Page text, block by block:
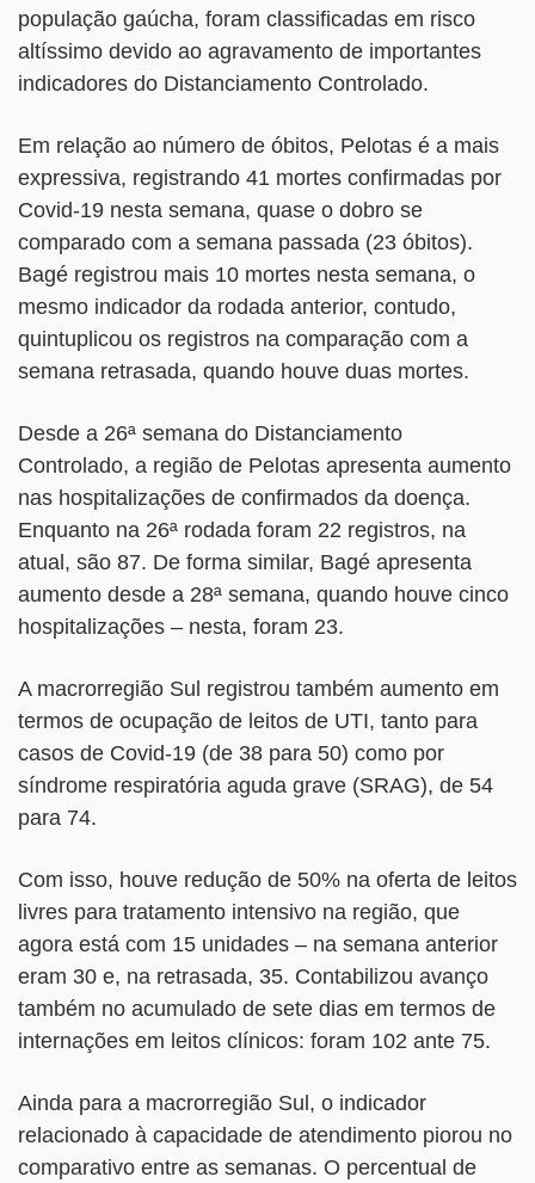
população gaúcha, foram classificadas em risco
altíssimo devido ao agravamento de importantes
indicadores do Distanciamento Controlado.
Em relação ao número de óbitos, Pelotas é a mais
expressiva, registrando 41 mortes confirmadas por
Covid-19 nesta semana, quase o dobro se
comparado com a semana passada (23 óbitos).
Bagé registrou mais 10 mortes nesta semana, o
mesmo indicador da rodada anterior, contudo,
quintuplicou os registros na comparação com a
semana retrasada, quando houve duas mortes.
Desde a 26ª semana do Distanciamento
Controlado, a região de Pelotas apresenta aumento
nas hospitalizações de confirmados da doença.
Enquanto na 26ª rodada foram 22 registros, na
atual, são 87. De forma similar, Bagé apresenta
aumento desde a 28ª semana, quando houve cinco
hospitalizações – nesta, foram 23.
A macrorregião Sul registrou também aumento em
termos de ocupação de leitos de UTI, tanto para
casos de Covid-19 (de 38 para 50) como por
síndrome respiratória aguda grave (SRAG), de 54
para 74.
Com isso, houve redução de 50% na oferta de leitos
livres para tratamento intensivo na região, que
agora está com 15 unidades – na semana anterior
eram 30 e, na retrasada, 35. Contabilizou avanço
também no acumulado de sete dias em termos de
internações em leitos clínicos: foram 102 ante 75.
Ainda para a macrorregião Sul, o indicador
relacionado à capacidade de atendimento piorou no
comparativo entre as semanas. O percentual de